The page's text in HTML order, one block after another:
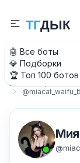
🤖 Все боты
💎 Подборки
🏆 Топ 100 ботов
ТГДЫК
Главная
Мия
@